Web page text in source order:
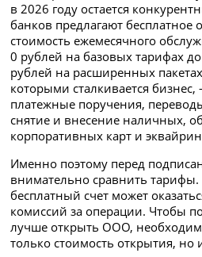
в 2026 году остается
банков предлагают бесплатное
стоимость ежемесячного
0 рублей на базовых тарифах
рублей на расширенных
которыми сталкивается бизнес,
платежные поручения,
снятие и внесение наличных,
корпоративных карт и
Именно поэтому перед
внимательно сравнить
бесплатный счет может
комиссий за операции. Чтобы
лучше открыть ООО,
только стоимость открытия, но